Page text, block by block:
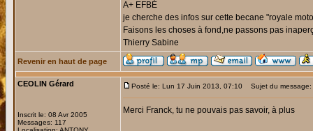
A+ EFBÉ
je cherche des infos sur cette becane "royale
Faisons les choses à fond,ne passons pas
Thierry Sabine
Revenir en haut de page
CEOLIN Gérard
Inscrit le: 08 Avr 2005
Messages: 117
Posté le: Lun 17 Juin 2013, 07:10 Sujet du message:
Merci Franck, tu ne pouvais pas savoir, à plus